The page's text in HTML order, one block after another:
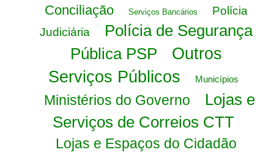
Conciliação
Serviços Bancários
Polícia
Judiciária
Polícia de Segurança
Pública PSP
Outros
Serviços Públicos
Municípios
Ministérios do Governo
Lojas e
Serviços de Correios CTT
Lojas e Espaços do Cidadão